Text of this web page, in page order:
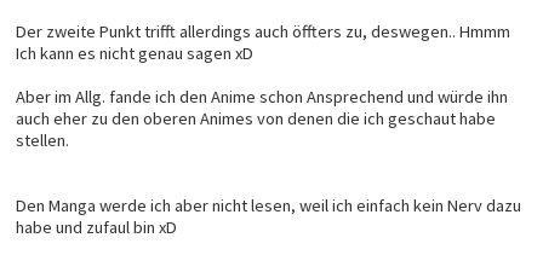
Der zweite Punkt trifft allerdings auch öffters zu, deswegen.. Hmmm
Ich kann es nicht genau sagen xD
Aber im Allg. fande ich den Anime schon Ansprechend und würde ihn
auch eher zu den oberen Animes von denen die ich geschaut habe
stellen.
Den Manga werde ich aber nicht lesen, weil ich einfach kein Nerv dazu
habe und zufaul bin xD